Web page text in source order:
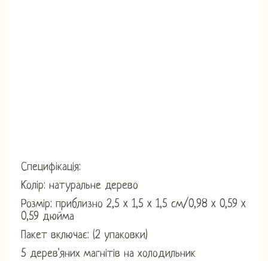
Специфікація:
Колір: натуральне дерево
Розмір: приблизно 2,5 x 1,5 x 1,5 см/0,98 x 0,59 x
0,59 дюйма
Пакет включає: (2 упаковки)
5 дерев'яних магнітів на холодильник